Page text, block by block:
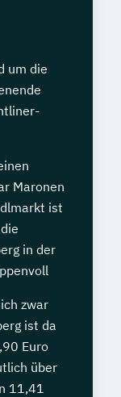
um die
Maronen
ist
in der
zwar
ist da
Euro
über
11,41